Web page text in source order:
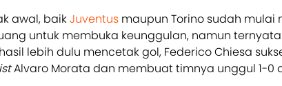
awal, baikJuventus maupun Torino sudah
untuk membuka keunggulan, namun
lebih dulu mencetak gol, Federico Chiesa
Alvaro Morata dan membuat timnya unggul 1-0